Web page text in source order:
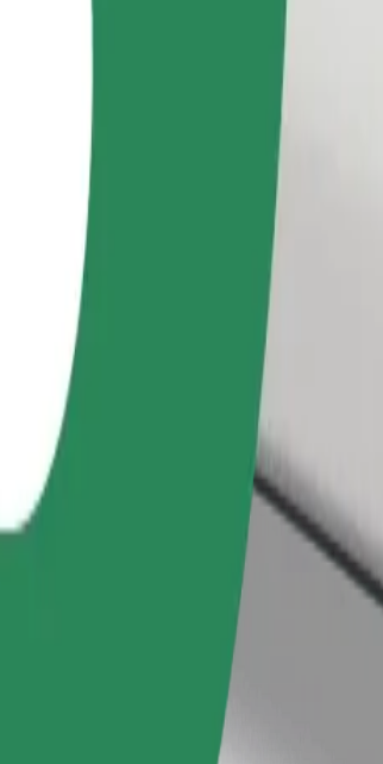
y para estirar las piernas